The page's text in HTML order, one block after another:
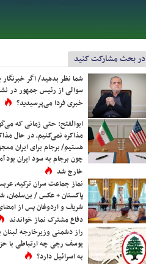
در بحث مشارکت کنید
شما نظر بدهید/ اگر خبرنگار
سوالی از رئیس جمهور در
خبری فردا می‌پرسیدید؟
ابوالفتح: حتی زمانی که
مذاکره نمی‌کنیم، در حال
هستیم/ برجام برای ایران
چون برجام به سود ایران بود
خارج شد
نماز جماعت سران ترکیه،
پاکستان + عکس / بن‌سلمان،
شریف و اردوغان پس از
دفاع مشترک نماز خواندند
راز دشمنی وزیرخارجه لبنان
یوسف رجی چه ارتباطی با
به اسرائیل دارد؟